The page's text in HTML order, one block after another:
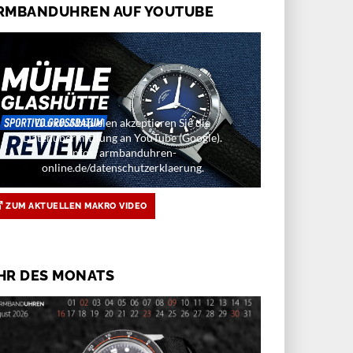
AUF YOUTUBE
Durch Abspielen akzeptieren Sie die
Datenübermittlung an YouTube (Google).
Infos: armbanduhren-
online.de/datenschutzerklaerung.
ZUM AKTUELLEN MAKRO VIDEO
DES MONATS